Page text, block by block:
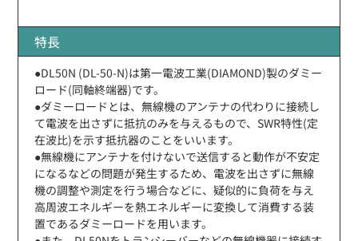
特長
●DL50N (DL-50-N)は第一電波工業(DIAMOND)製のダミー
ロード(同軸終端器)です。
●ダミーロードとは、無線機のアンテナの代わりに接続し
て電波を出さずに抵抗のみを与えるもので、SWR特性(定
在波比)を示す抵抗器のことをいいます。
●無線機にアンテナを付けないで送信すると動作が不安定
になるなどの問題が発生するため、電波を出さずに無線
機の調整や測定を行う場合などに、疑似的に負荷を与え
高周波エネルギーを熱エネルギーに変換して消費する装
置であるダミーロードを用います。